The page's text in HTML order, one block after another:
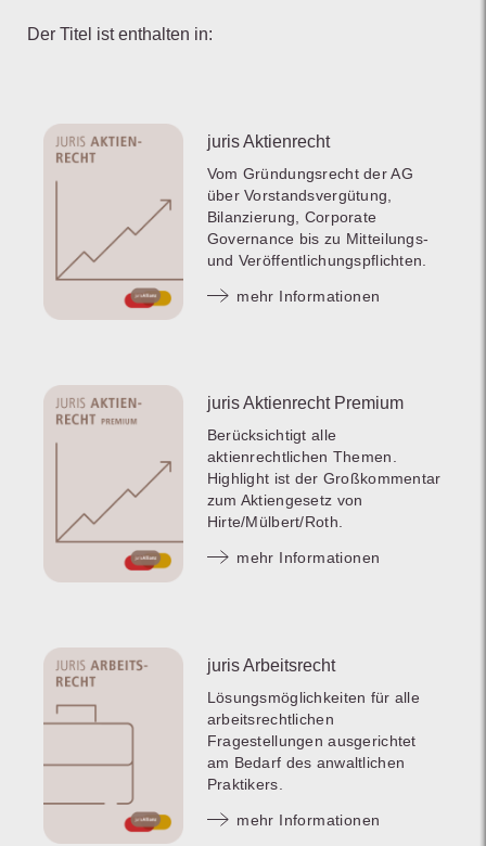
Der Titel ist enthalten in:
juris Aktienrecht
Vom Gründungsrecht der AG
über Vorstandsvergütung,
Bilanzierung, Corporate
Governance bis zu Mitteilungs-
und Veröffentlichungspflichten.
mehr Informationen
juris Aktienrecht Premium
Berücksichtigt alle
aktienrechtlichen Themen.
Highlight ist der Großkommentar
zum Aktiengesetz von
Hirte/Mülbert/Roth.
mehr Informationen
juris Arbeitsrecht
Lösungsmöglichkeiten für alle
arbeitsrechtlichen
Fragestellungen ausgerichtet
am Bedarf des anwaltlichen
Praktikers.
mehr Informationen